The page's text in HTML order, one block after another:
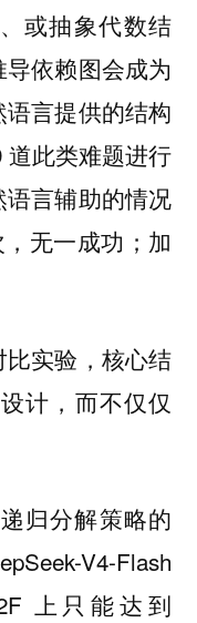
或抽象代数结
依赖图会成为
言提供的结构
此类难题进行
言辅助的情况
无一成功；加
实验，核心结
计，而不仅仅
归分解策略的
V4-Flash
上只能达到